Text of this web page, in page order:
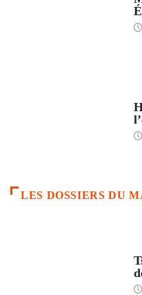
LES DOSSIERS DU